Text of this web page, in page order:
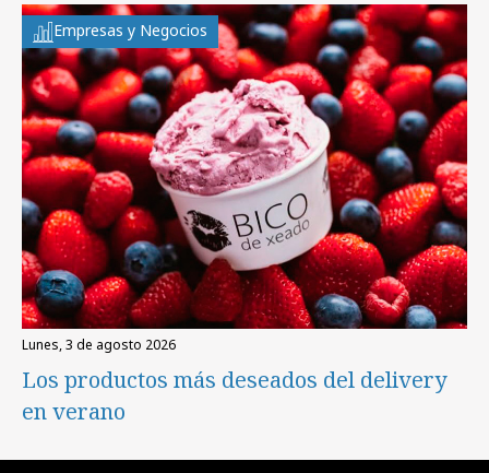
Empresas y Negocios
lunes, 3 de agosto 2026
Los productos más deseados del delivery
en verano